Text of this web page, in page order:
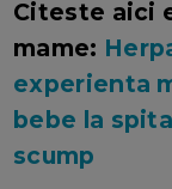
Citeste aici
mame:
experienta
bebe la
scump